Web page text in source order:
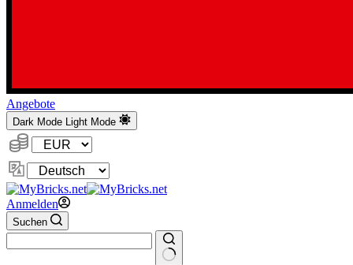
Angebote
Dark Mode Light Mode
Währung:
Sprache
ändern
Anmelden
Suchen